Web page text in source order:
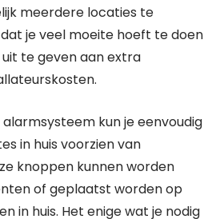
meerdere locaties te
je veel moeite hoeft te doen
te geven aan extra
kun je eenvoudig
in huis voorzien van
knoppen kunnen worden
of geplaatst worden op
in huis. Het enige wat je nodig